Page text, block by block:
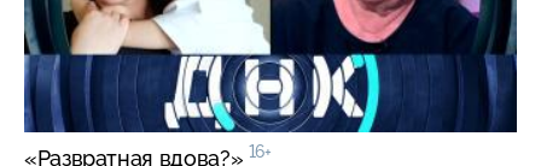
«Развратная вдова?» 16+